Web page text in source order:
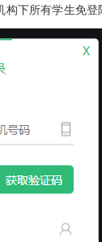
构下所有学生免